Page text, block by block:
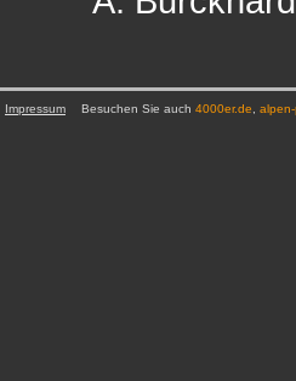
Impressum Besuchen Sie auch 4000er.de